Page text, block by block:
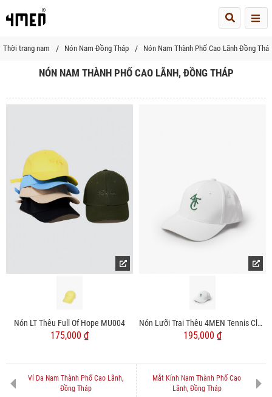
Thời trang nam Nón Nam Đồng Tháp Nón Nam Thành Phố Cao Lãnh Đồng Tháp
NÓN NAM THÀNH PHỐ CAO LÃNH, ĐỒNG THÁP
Nón LT Thêu Full Of Hope MU004
175,000 ₫
Nón Lưỡi Trai Thêu 4MEN Tennis Club MU010
195,000 ₫
Ví Da Nam Thành Phố Cao Lãnh,
Đồng Tháp
Mắt Kính Nam Thành Phố Cao
Lãnh, Đồng Tháp